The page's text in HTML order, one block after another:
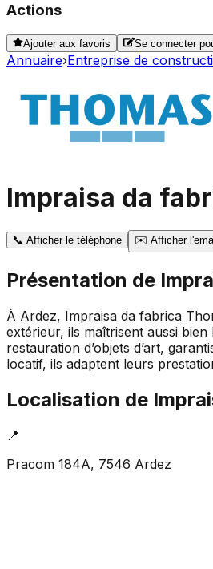
Actions
Ajouter aux favoris Se connecter
Annuaire›Entreprise de
Impraisa da
📞 Afficher le téléphone ✉️ Afficher
Présentation de
À Ardez, Impraisa da fabrica
extérieur, ils maîtrisent aussi
restauration d’objets d’art,
locatif, ils adaptent leurs
Localisation de
📍
Pracom 184A, 7546 Ardez